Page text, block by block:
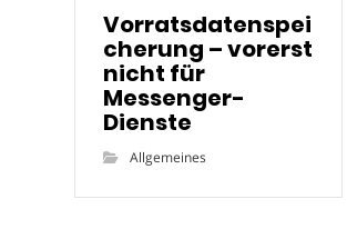
Vorratsdatenspei
cherung – vorerst
nicht für
Messenger-
Dienste
Allgemeines